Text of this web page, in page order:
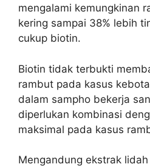
mengalami kemungkinan
kering sampai 38% lebih
cukup biotin.
Biotin tidak terbukti
rambut pada kasus
dalam sampho bekerja
diperlukan kombinasi
maksimal pada kasus
Mengandung ekstrak